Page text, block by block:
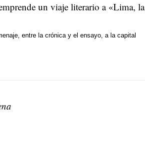
un viaje literario a «Lima, la
entre la crónica y el ensayo, a la capital